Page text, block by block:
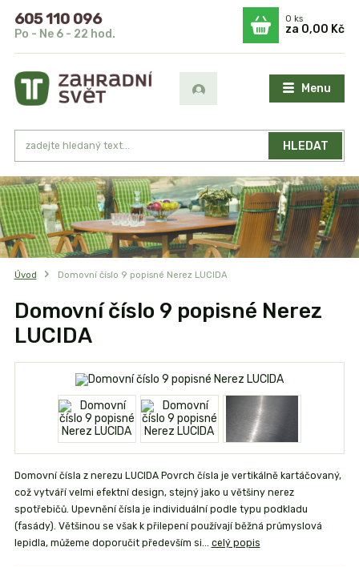
Menu
HLEDAT
605 110 096
Po - Ne 6 - 22 hod.
0ks
za 0,00 Kč
Úvod Domovní číslo 9 popisné Nerez LUCIDA
Domovní číslo 9 popisné Nerez
LUCIDA
Domovní čísla z nerezu LUCIDA Povrch čísla je vertikálně kartáčovaný,
což vytváří velmi efektní design, stejný jako u většiny nerez
spotřebičů. Upevnění čísla je individuální podle typu podkladu
(fasády). Většinou se však k přilepení používají běžná průmyslová
lepidla, můžeme doporučit především si... celý popis